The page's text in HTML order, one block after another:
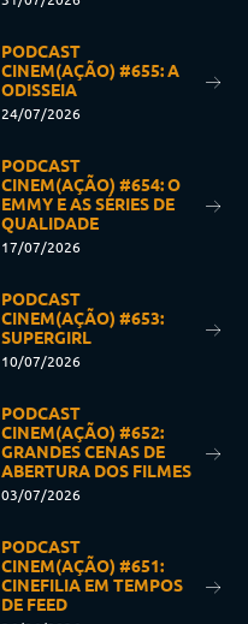
PODCAST
CINEM(AÇÃO) #655: A
ODISSEIA
24/07/2026
PODCAST
CINEM(AÇÃO) #654: O
EMMY E AS SÉRIES DE
QUALIDADE
17/07/2026
PODCAST
CINEM(AÇÃO) #653:
SUPERGIRL
10/07/2026
PODCAST
CINEM(AÇÃO) #652:
GRANDES CENAS DE
ABERTURA DOS FILMES
03/07/2026
PODCAST
CINEM(AÇÃO) #651:
CINEFILIA EM TEMPOS
DE FEED